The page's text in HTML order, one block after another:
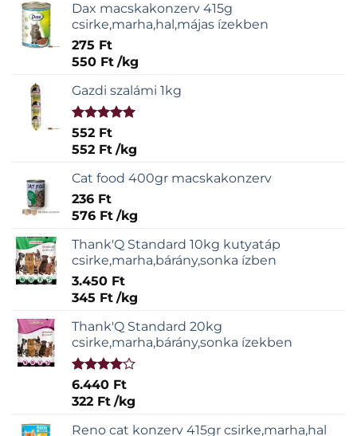
Dax macskakonzerv 415g
csirke,marha,hal,májas ízekben
275 Ft
550 Ft /kg
Gazdi szalámi 1kg
Értékelés:
5.00/ 5
552 Ft
552 Ft /kg
Cat food 400gr macskakonzerv
236 Ft
576 Ft /kg
Thank'Q Standard 10kg kutyatáp
csirke,marha,bárány,sonka ízben
3.450 Ft
345 Ft /kg
Thank'Q Standard 20kg
csirke,marha,bárány,sonka ízekben
Értékelés:
4.00 / 5
6.440 Ft
322 Ft /kg
Reno cat konzerv 415gr csirke,marha,hal